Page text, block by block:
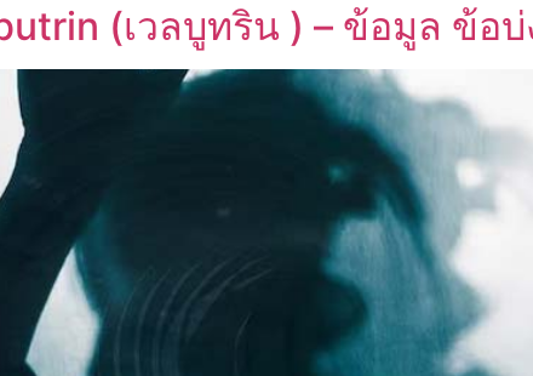
(เวลบูทริน ) – ข้อมูล ข้อบ่